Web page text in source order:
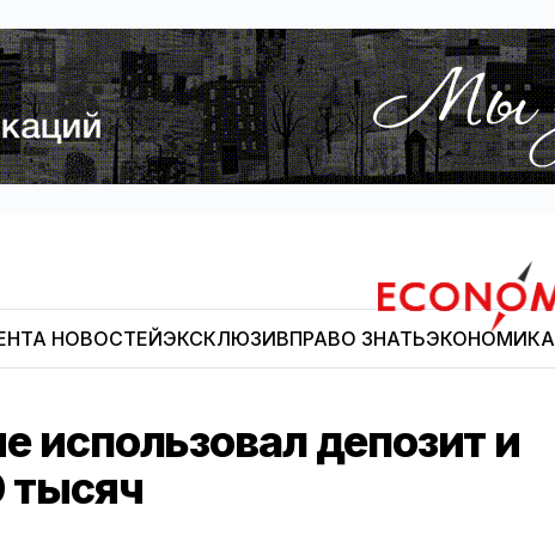
Economist.kg
НОВОСТЕЙЭКСКЛЮЗИВПРАВО ЗНАТЬЭКОНОМИКА
использовал депозит и
тысяч